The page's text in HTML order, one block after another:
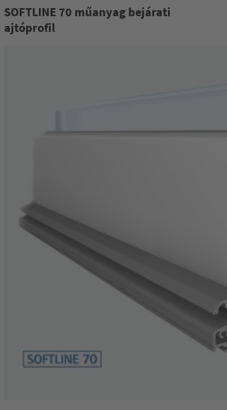
SOFTLINE 70 műanyag bejárati
ajtóprofil